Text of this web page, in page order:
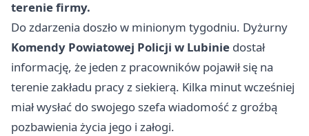
terenie firmy.
Do zdarzenia doszło w minionym tygodniu. Dyżurny
Komendy Powiatowej Policji w Lubinie dostał
informację, że jeden z pracowników pojawił się na
terenie zakładu pracy z siekierą. Kilka minut wcześniej
miał wysłać do swojego szefa wiadomość z groźbą
pozbawienia życia jego i załogi.